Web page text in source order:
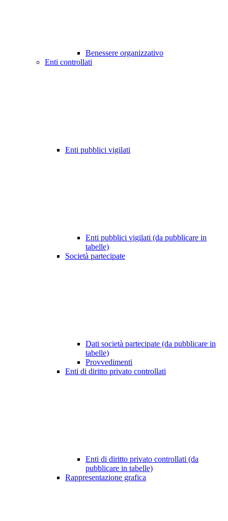
Benessere organizzativo
Enti controllati
Enti pubblici vigilati
Enti pubblici vigilati (da pubblicare in
tabelle)
Società partecipate
Dati società partecipate (da pubblicare in
tabelle)
Provvedimenti
Enti di diritto privato controllati
Enti di diritto privato controllati (da
pubblicare in tabelle)
Rappresentazione grafica